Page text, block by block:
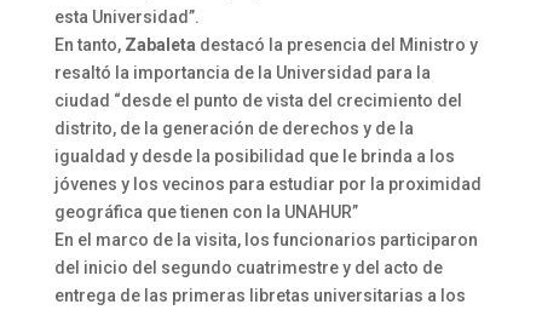
esta Universidad”.
En tanto, Zabaleta destacó la presencia del Ministro y
resaltó la importancia de la Universidad para la
ciudad “desde el punto de vista del crecimiento del
distrito, de la generación de derechos y de la
igualdad y desde la posibilidad que le brinda a los
jóvenes y los vecinos para estudiar por la proximidad
geográfica que tienen con la UNAHUR”
En el marco de la visita, los funcionarios participaron
del inicio del segundo cuatrimestre y del acto de
entrega de las primeras libretas universitarias a los